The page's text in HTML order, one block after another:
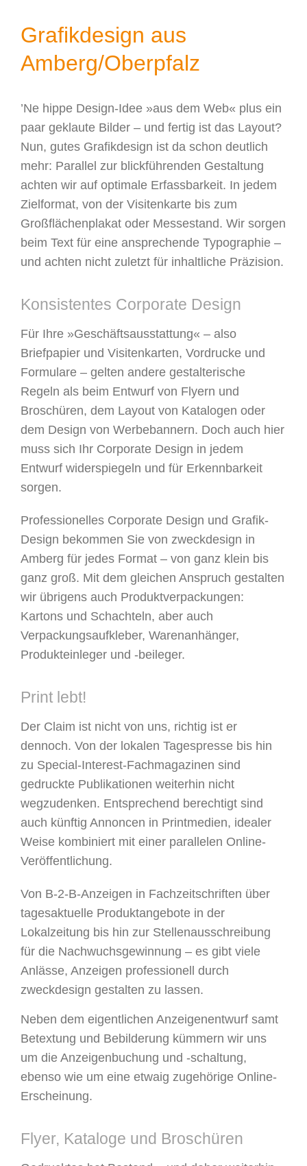
Grafikdesign aus
Amberg/Oberpfalz
’Ne hippe Design-Idee »aus dem Web« plus ein
paar geklaute Bilder – und fertig ist das Layout?
Nun, gutes Grafikdesign ist da schon deutlich
mehr: Parallel zur blickführenden Gestaltung
achten wir auf optimale Erfassbarkeit. In jedem
Zielformat, von der Visitenkarte bis zum
Großflächenplakat oder Messestand. Wir sorgen
beim Text für eine ansprechende Typographie –
und achten nicht zuletzt für inhaltliche Präzision.
Konsistentes Corporate Design
Für Ihre »Geschäftsausstattung« – also
Briefpapier und Visitenkarten, Vordrucke und
Formulare – gelten andere gestalterische
Regeln als beim Entwurf von Flyern und
Broschüren, dem Layout von Katalogen oder
dem Design von Werbebannern. Doch auch hier
muss sich Ihr Corporate Design in jedem
Entwurf widerspiegeln und für Erkennbarkeit
sorgen.
Professionelles Corporate Design und Grafik-
Design bekommen Sie von zweckdesign in
Amberg für jedes Format – von ganz klein bis
ganz groß. Mit dem gleichen Anspruch gestalten
wir übrigens auch Produktverpackungen:
Kartons und Schachteln, aber auch
Verpackungsaufkleber, Warenanhänger,
Produkteinleger und -beileger.
Print lebt!
Der Claim ist nicht von uns, richtig ist er
dennoch. Von der lokalen Tagespresse bis hin
zu Special-Interest-Fachmagazinen sind
gedruckte Publikationen weiterhin nicht
wegzudenken. Entsprechend berechtigt sind
auch künftig Annoncen in Printmedien, idealer
Weise kombiniert mit einer parallelen Online-
Veröffentlichung.
Von B-2-B-Anzeigen in Fachzeitschriften über
tagesaktuelle Produkt­angebote in der
Lokalzeitung bis hin zur Stellenausschreibung
für die Nachwuchsgewinnung – es gibt viele
Anlässe, Anzeigen professionell durch
zweckdesign gestalten zu lassen.
Neben dem eigentlichen Anzei­genentwurf samt
Betextung und Bebil­derung kümmern wir uns
um die An­zeigenbuchung und -schaltung,
ebenso wie um eine etwaig zugehörige Online-
Erscheinung.
Flyer, Kataloge und Broschüren